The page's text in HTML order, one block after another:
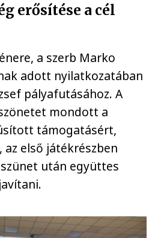
erősítése a cél
a szerb Marko
adott nyilatkozatában
pályafutásához. A
mondott a
támogatásért,
első játékrészben
után együttes